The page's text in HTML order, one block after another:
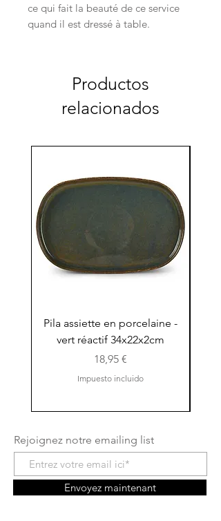
ce qui fait la beauté de ce service
quand il est dressé à table.
Productos
relacionados
Pila assiette en porcelaine -
vert réactif 34x22x2cm
Precio
18,95 €
Impuesto incluido
Rejoignez notre emailing list
Envoyez maintenant